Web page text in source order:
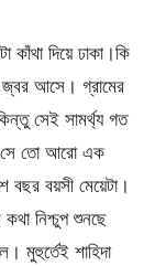
দিয়ে ঢাকা।কি
আসে। গ্রামের
সেই সামর্থ্য গত
সে তো আরো এক
বছর বয়সী মেয়েটা।
কথা নিশ্চুপ শুনছে
মুহুর্তেই শাহিদা